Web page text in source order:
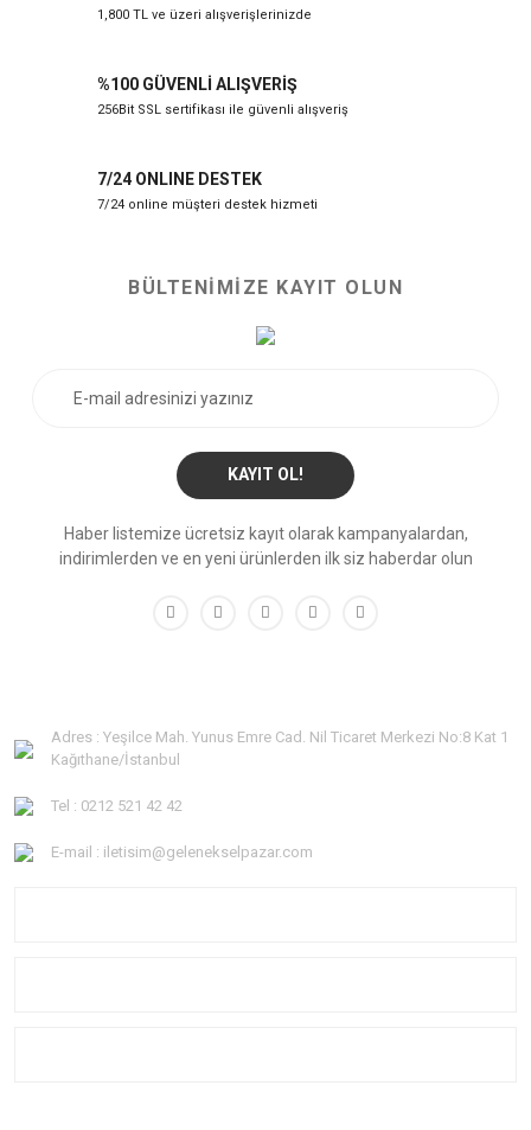
1,800 TL ve üzeri alışverişlerinizde
%100 GÜVENLİ ALIŞVERİŞ
256Bit SSL sertifikası ile güvenli alışveriş
7/24 ONLINE DESTEK
7/24 online müşteri destek hizmeti
BÜLTENİMİZE KAYIT OLUN
KAYIT OL!
Haber listemize ücretsiz kayıt olarak kampanyalardan,
indirimlerden ve en yeni ürünlerden ilk siz haberdar olun
Adres : Yeşilce Mah. Yunus Emre Cad. Nil Ticaret Merkezi No:8 Kat 1
Kağıthane/İstanbul
Tel : 0212 521 42 42
E-mail : iletisim@gelenekselpazar.com